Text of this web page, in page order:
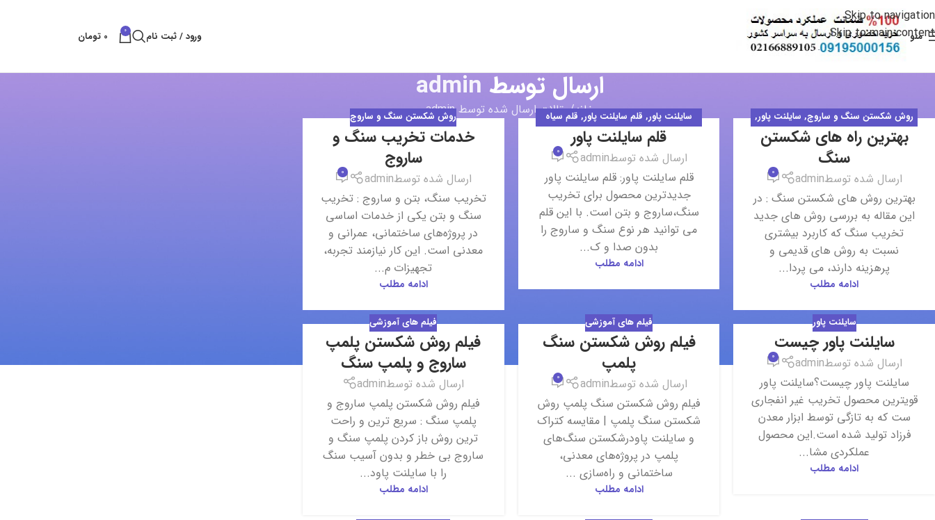
Skip to navigation
Skip to main content
منو ورود / ثبت نام 0
0 تومان
ارسال توسط admin
خانه مقالات ارسال شده توسط admin روش شکستن سنگ و ساروج, سایلنت پاور,
قلم سایلنت پاور,قلم سیاه انفجاری
بهترین راه های شکستن
سنگ
ارسال شده توسطadmin
0
بهترین روش های شکستن سنگ : در
این مقاله به بررسی روش های جدید
تخریب سنگ که کاربرد بیشتری
نسبت به روش های قدیمی و
پرهزینه دارند، می پردا...
ادامه مطلب
سایلنت پاور, قلم سایلنت پاور, قلم سیاه
انفجاری
قلم سایلنت پاور
ارسال شده توسطadmin
0
قلم سایلنت پاور: قلم سایلنت پاور
جدیدترین محصول برای تخریب
سنگ،ساروج و بتن است. با این قلم
می توانید هر نوع سنگ و ساروج را
بدون صدا و ک...
ادامه مطلب
روش شکستن سنگ و ساروج
خدمات تخریب سنگ و
ساروج
ارسال شده توسطadmin
0
تخریب سنگ، بتن و ساروج : تخریب
سنگ و بتن یکی از خدمات اساسی
در پروژه‌های ساختمانی، عمرانی و
معدنی است. این کار نیازمند تجربه،
تجهیزات م...
ادامه مطلب
سایلنت پاور
سایلنت پاور چیست
ارسال شده توسطadmin
0
سایلنت پاور چیست؟سایلنت پاور
قویترین محصول تخریب غیر انفجاری
ست که به تازگی توسط ابزار معدن
فرزاد تولید شده است.این محصول
عملکردی مشا...
ادامه مطلب
30
فیلم های آموزشی
فیلم روش شکستن سنگ
پلمپ
ارسال شده توسطadmin
0
فیلم روش شکستن سنگ پلمپ روش
شکستن سنگ پلمپ | مقایسه کتراک
و سایلنت پاودرشکستن سنگ‌های
پلمپ در پروژه‌های معدنی،
ساختمانی و راه‌سازی ...
ادامه مطلب
27
فیلم های آموزشی
فیلم روش شکستن پلمپ
ساروج و پلمپ سنگ
ارسال شده توسطadmin
فیلم روش شکستن پلمپ ساروج و
پلمپ سنگ : ‎سریع ترین و راحت
ترین روش باز کردن پلمپ سنگ و
ساروج ‎بی خطر و بدون آسیب سنگ
را با سایلنت پاود...
ادامه مطلب